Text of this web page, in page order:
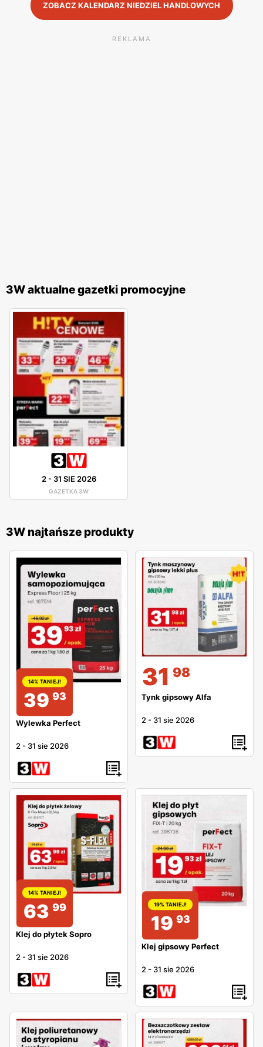
ZOBACZ KALENDARZ NIEDZIEL HANDLOWYCH
REKLAMA
3W aktualne gazetki promocyjne
2- 31 SIE 2026
GAZETKA 3W
3W najtańsze produkty
14% TANIEJ!
39 93
Wylewka Perfect
2 - 31 sie 2026
31 98
Tynk gipsowy Alfa
2 - 31 sie 2026
14% TANIEJ!
63 99
Klej do płytek Sopro
2 - 31 sie 2026
19% TANIEJ!
19 93
Klej gipsowy Perfect
2 - 31 sie 2026